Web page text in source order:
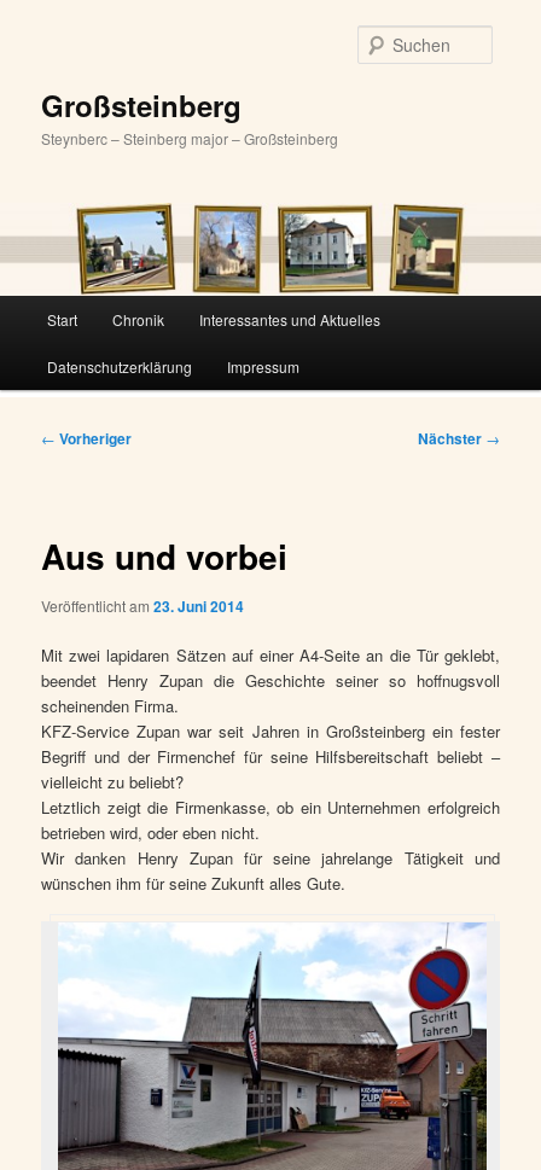
Großsteinberg
Steynberc – Steinberg major – Großsteinberg
Start Chronik Interessantes und Aktuelles
Datenschutzerklärung Impressum
Beitragsnavigation
← Vorheriger Nächster →
Aus und vorbei
Veröffentlicht am23. Juni 2014
Mit zwei lapidaren Sätzen auf einer A4-Seite an die Tür geklebt,
beendet Henry Zupan die Geschichte seiner so hoffnugsvoll
scheinenden Firma.
KFZ-Service Zupan war seit Jahren in Großsteinberg ein fester
Begriff und der Firmenchef für seine Hilfsbereitschaft beliebt –
vielleicht zu beliebt?
Letztlich zeigt die Firmenkasse, ob ein Unternehmen erfolgreich
betrieben wird, oder eben nicht.
Wir danken Henry Zupan für seine jahrelange Tätigkeit und
wünschen ihm für seine Zukunft alles Gute.